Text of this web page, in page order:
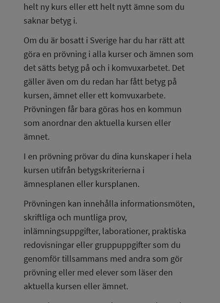
helt ny kurs eller ett helt nytt ämne som du
saknar betyg i.
Om du är bosatt i Sverige har du har rätt att
göra en prövning i alla kurser och ämnen som
det sätts betyg på och i komvuxarbetet. Det
gäller även om du redan har fått betyg på
kursen, ämnet eller ett komvuxarbete.
Prövningen får bara göras hos en kommun
som anordnar den aktuella kursen eller
ämnet.
I en prövning prövar du dina kunskaper i hela
kursen utifrån betygskriterierna i
ämnesplanen eller kursplanen.
Prövningen kan innehålla informationsmöten,
skriftliga och muntliga prov,
inlämningsuppgifter, laborationer, praktiska
redovisningar eller gruppuppgifter som du
genomför tillsammans med andra som gör
prövning eller med elever som läser den
aktuella kursen eller ämnet.